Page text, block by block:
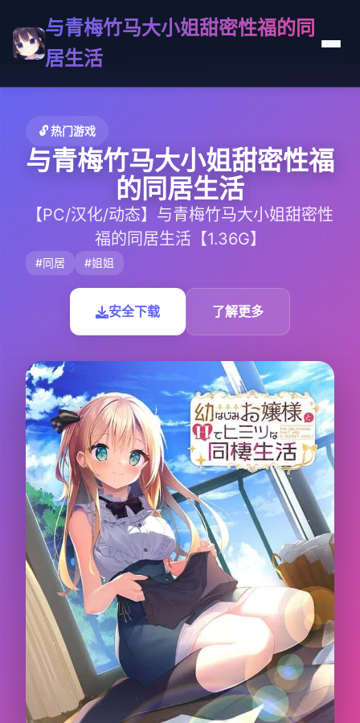
与青梅竹马大小姐甜密性福的同
居生活
🔓 热门游戏
与青梅竹马大小姐甜密性福
的同居生活
【PC/汉化/动态】与青梅竹马大小姐甜密性
福的同居生活【1.36G】
#同居 #姐姐
安全下载 了解更多